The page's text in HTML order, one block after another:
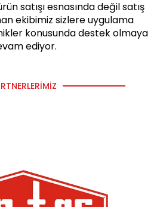
satışı esnasında değil satış
ekibimiz sizlere uygulama
konusunda destek olmaya
ediyor.